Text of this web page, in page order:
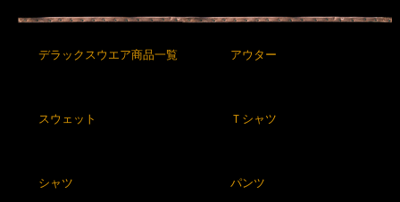
デラックスウエア商品一覧 アウター
スウェット Ｔシャツ
シャツ パンツ